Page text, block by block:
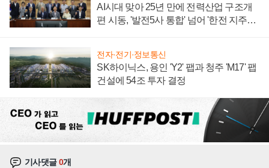
AI시대 맞아 25년 만에 전력산업 구조개
편 시동, '발전5사 통합' 넘어 '한전 지주사'
전자·전기·정보통신
SK하이닉스, 용인 'Y2' 팹과 청주 'M17' 팹
건설에 54조 투자 결정
기사댓글0개